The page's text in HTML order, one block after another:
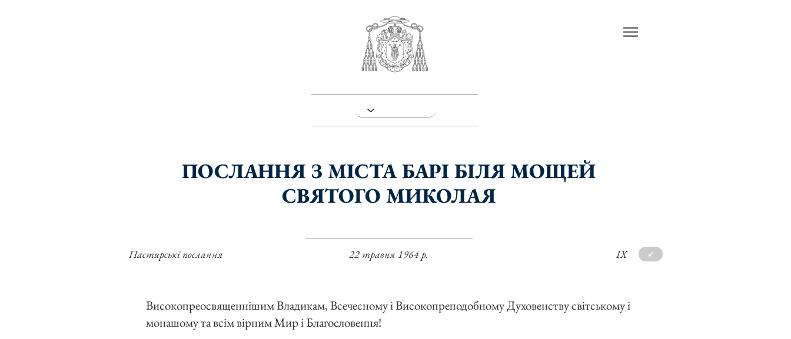
ПОСЛАННЯ З МІСТА БАРІ БІЛЯ МОЩЕЙ
СВЯТОГО МИКОЛАЯ
22 травня 1964 р.
Пастирські послання IX ✓
Високопреосвященнішим Владикам, Всечесному і Високопреподобному Духовенству світському і
монашому та всім вірним Мир і Благословення!